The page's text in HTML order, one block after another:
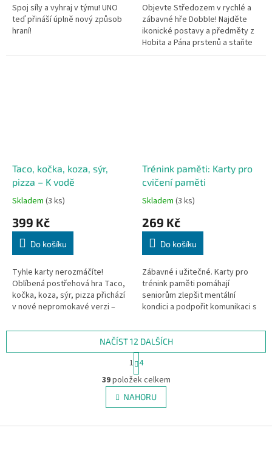
Spoj síly a vyhraj v týmu! UNO
teď přináší úplně nový způsob
hraní!
Objevte Středozem v rychlé a
zábavné hře Dobble! Najděte
ikonické postavy a předměty z
Hobita a Pána prstenů a staňte
se pánem postřehu.
Taco, kočka, koza, sýr,
pizza – K vodě
Skladem (3 ks)
399 Kč
Do košíku
Tyhle karty nerozmáčíte!
Oblíbená postřehová hra Taco,
kočka, koza, sýr, pizza přichází
v nové nepromokavé verzi –
nebo kdekoli, kde hrozí...
Trénink paměti: Karty pro
cvičení paměti
Skladem (3 ks)
269 Kč
Do košíku
Zábavné i užitečné. Karty pro
trénink paměti pomáhají
seniorům zlepšit mentální
kondici a podpořit komunikaci s
O
v
l
á
NAČÍST 12 DALŠÍCH
S
t
r
á
n
k
v
1 4
39položek celkem
NAHORU